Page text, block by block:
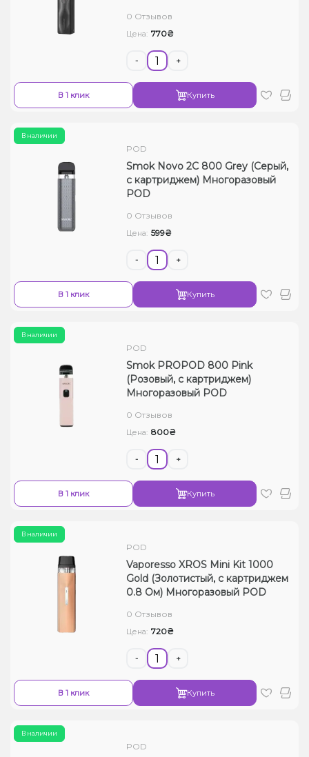
0 Отзывов
Цена: 770₴
- +
В 1 клик Купить
В наличии
POD
Smok Novo 2C 800 Grey (Серый,
с картриджем) Многоразовый
POD
0 Отзывов
Цена: 599₴
- +
В 1 клик Купить
В наличии
POD
Smok PROPOD 800 Pink
(Розовый, с картриджем)
Многоразовый POD
0 Отзывов
Цена: 800₴
- +
В 1 клик Купить
В наличии
POD
Vaporesso XROS Mini Kit 1000
Gold (Золотистый, с картриджем
0.8 Ом) Многоразовый POD
0 Отзывов
Цена: 720₴
- +
В 1 клик Купить
В наличии
POD